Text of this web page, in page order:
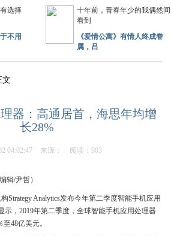
选择
不用
十年前，青春年少的我偶然间
看到
《爱情公寓》有情人终成眷
属，吕
文
器：高通居首，海思年均增
长28%
04:02:47 来源： 阅读：903
辑/尹哲）
Strategy Analytics发布今年第二季度智能手机应用
示，2019年第二季度，全球智能手机应用处理器
48亿美元。